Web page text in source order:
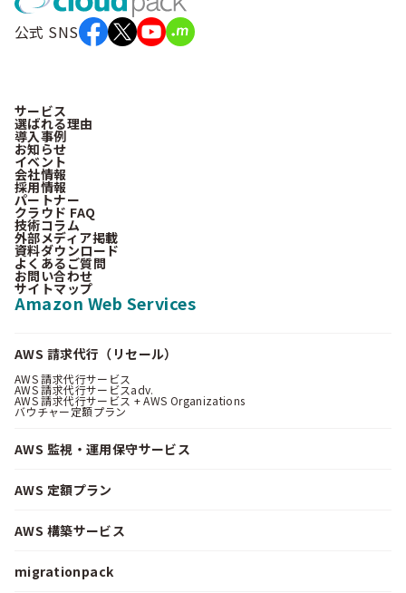
公式 SNS
サービス
選ばれる理由
導入事例
お知らせ
イベント
会社情報
採用情報
パートナー
クラウド FAQ
技術コラム
外部メディア掲載
資料ダウンロード
よくあるご質問
お問い合わせ
サイトマップ
Amazon Web Services
AWS 請求代行（リセール）
AWS 請求代行サービス
AWS 請求代行サービスadv.
AWS 請求代行サービス + AWS Organizations
バウチャー定額プラン
AWS 監視・運用保守サービス
AWS 定額プラン
AWS 構築サービス
migrationpack